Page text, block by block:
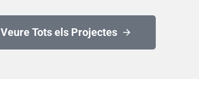
Veure Tots els Projectes